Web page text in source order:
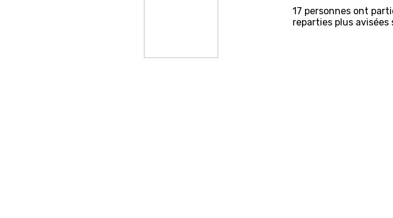
17 personnes ont
reparties plus avisées